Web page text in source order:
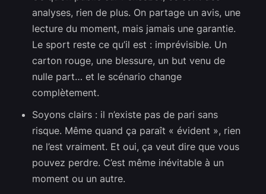
analyses, rien de plus. On partage un avis, une
lecture du moment, mais jamais une garantie.
Le sport reste ce qu’il est : imprévisible. Un
carton rouge, une blessure, un but venu de
nulle part… et le scénario change
complètement.
Soyons clairs : il n’existe pas de pari sans
risque. Même quand ça paraît « évident », rien
ne l’est vraiment. Et oui, ça veut dire que vous
pouvez perdre. C’est même inévitable à un
moment ou un autre.